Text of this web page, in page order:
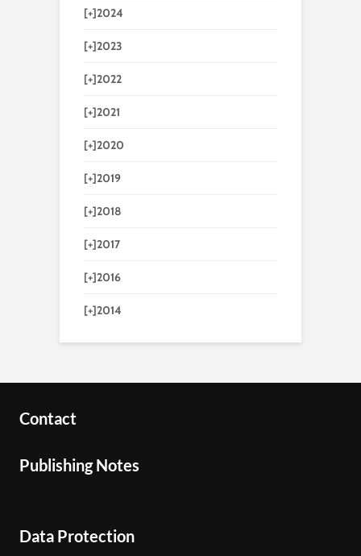
[+]2024
[+]2023
[+]2022
[+]2021
[+]2020
[+]2019
[+]2018
[+]2017
[+]2016
[+]2014
Contact
Publishing Notes
Data Protection